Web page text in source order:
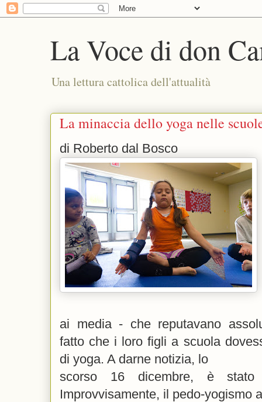
La Voce di don
Una lettura cattolica dell'attualità
La minaccia dello yoga nelle
di Roberto dal Bosco
ai media - che reputavano
fatto che i loro figli a scuola
di yoga. A darne notizia, lo
scorso 16 dicembre, è
Improvvisamente, il pedo-yogismo